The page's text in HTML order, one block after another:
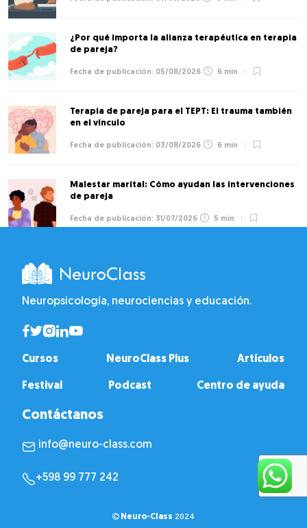
¿Por qué importa la alianza terapéutica en terapia
de pareja?
05/08/2026 6 min
Terapia de pareja para el TEPT: El trauma también
en el vínculo
03/08/2026 6 min
Malestar marital: Cómo ayudan las intervenciones
de pareja
31/07/2026 5 min
Neuropsicología, neurociencias y educación.
Cursos NeuroClass Plus Artículos
Festival Podcast Centro de ayuda
Contáctanos
info@neuro-class.com
+598 99 777 242
Neuro-Class 2024